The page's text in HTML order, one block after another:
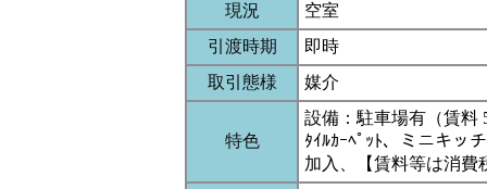
現況
空室
引渡時期
即時
取引態様
媒介
特色
設備：駐車場有（賃
ﾀｲﾙｶｰﾍﾟｯﾄ、ミニキッ
加入、【賃料等は消費